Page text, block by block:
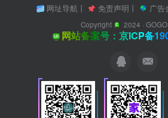
网址导航 丨 免责声明 丨 广告
Copyright 2024 ·
网站备案号：京ICP备